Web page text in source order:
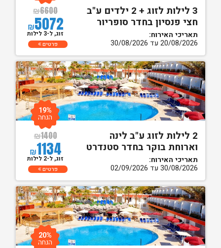
3 לילות לזוג + 2 ילדים ע"ב
חצי פנסיון בחדר סופריור
תאריכי האירוח:
20/08/2026 עד 30/08/2026
₪6600
₪5072
זוג, ל-3 לילות
פרטים
2 לילות לזוג ע"ב לינה
וארוחת בוקר בחדר סטנדרט
תאריכי האירוח:
30/08/2026 עד 02/09/2026
₪1400
₪1134
19%
הנחה
זוג, ל-2 לילות
פרטים
20%
הנחה